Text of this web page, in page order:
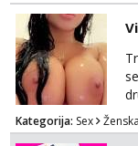
Kategorija: Sex